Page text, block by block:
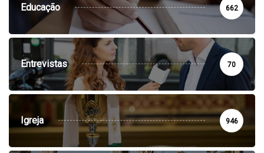
Educação 662
Entrevistas 70
Igreja 946